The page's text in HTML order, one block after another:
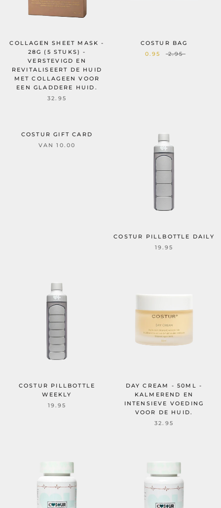
COLLAGEN SHEET MASK -
28G (5 STUKS) -
VERSTEVIGD EN
REVITALISEERT DE HUID
MET COLLAGEEN VOOR
EEN GLADDERE HUID.
32.95
COSTUR BAG
0.95
2.95
COSTUR GIFT CARD
VAN 10.00
COSTUR PILLBOTTLE DAILY
19.95
COSTUR PILLBOTTLE
WEEKLY
19.95
DAY CREAM - 50ML -
KALMEREND EN
INTENSIEVE VOEDING
VOOR DE HUID.
32.95